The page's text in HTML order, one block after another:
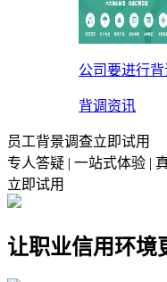
公司要进行背
背调资讯
员工背景调查立即试用
专人答疑 | 一站式体验 |
立即试用
让职业信用环境